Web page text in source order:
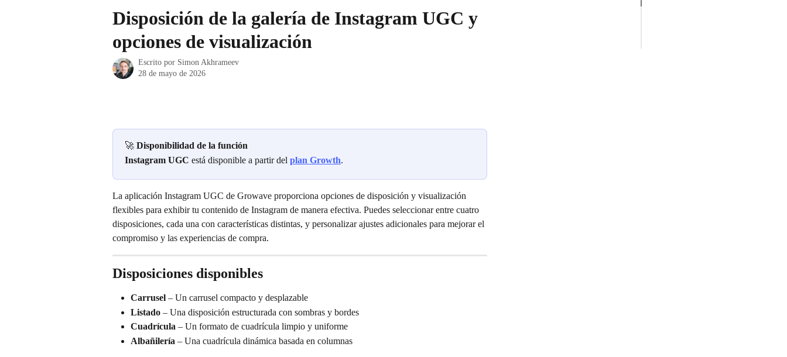
Disposición de la galería de Instagram UGC y
opciones de visualización
Escrito por Simon Akhrameev
28 de mayo de 2026
🚀 Disponibilidad de la función
Instagram UGC está disponible a partir del plan Growth.
La aplicación Instagram UGC de Growave proporciona opciones de disposición y visualización
flexibles para exhibir tu contenido de Instagram de manera efectiva. Puedes seleccionar entre cuatro
disposiciones, cada una con características distintas, y personalizar ajustes adicionales para mejorar el
compromiso y las experiencias de compra.
Disposiciones disponibles
Carrusel – Un carrusel compacto y desplazable
Listado – Una disposición estructurada con sombras y bordes
Cuadrícula – Un formato de cuadrícula limpio y uniforme
Albañilería – Una cuadrícula dinámica basada en columnas